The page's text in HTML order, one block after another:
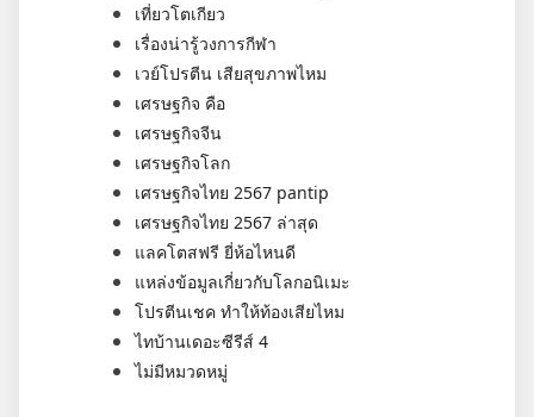
เที่ยวโตเกียว
เรื่องน่ารู้วงการกีฬา
เวย์โปรตีน เสียสุขภาพไหม
เศรษฐกิจ คือ
เศรษฐกิจจีน
เศรษฐกิจโลก
เศรษฐกิจไทย 2567 pantip
เศรษฐกิจไทย 2567 ล่าสุด
แลคโตสฟรี ยี่ห้อไหนดี
แหล่งข้อมูลเกี่ยวกับโลกอนิเมะ
โปรตีนเชค ทำให้ท้องเสียไหม
ไทบ้านเดอะซีรีส์ 4
ไม่มีหมวดหมู่